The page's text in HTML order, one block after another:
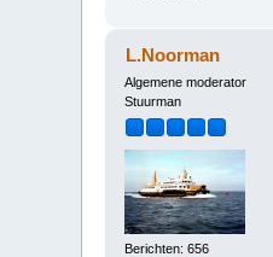
L.Noorman
Algemene moderator
Stuurman
Berichten: 656